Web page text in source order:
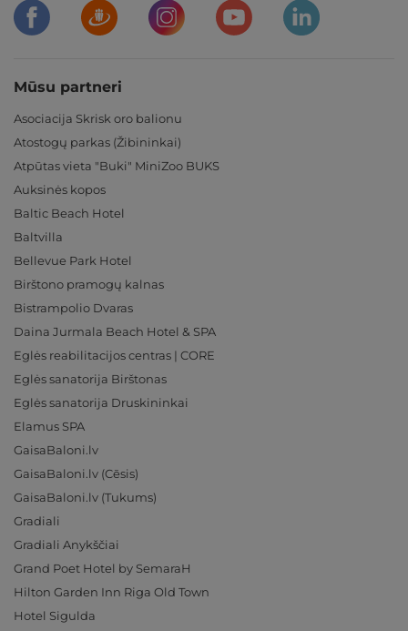
Mūsu partneri
Asociacija Skrisk oro balionu
Atostogų parkas (Žibininkai)
Atpūtas vieta "Buki" MiniZoo BUKS
Auksinės kopos
Baltic Beach Hotel
Baltvilla
Bellevue Park Hotel
Birštono pramogų kalnas
Bistrampolio Dvaras
Daina Jurmala Beach Hotel & SPA
Eglės reabilitacijos centras | CORE
Eglės sanatorija Birštonas
Eglės sanatorija Druskininkai
Elamus SPA
GaisaBaloni.lv
GaisaBaloni.lv (Cēsis)
GaisaBaloni.lv (Tukums)
Gradiali
Gradiali Anykščiai
Grand Poet Hotel by SemaraH
Hilton Garden Inn Riga Old Town
Hotel Sigulda